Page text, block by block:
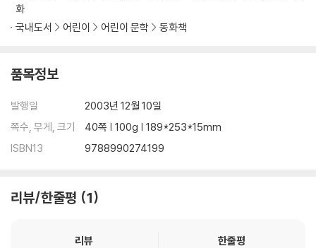
화
국내도서
어린이 어린이 문학 동화책
품목정보
발행일
2003년 12월 10일
쪽수, 무게, 크기
40쪽 | 100g | 189*253*15mm
ISBN13
9788990274199
리뷰/한줄평 1
리뷰
한줄평